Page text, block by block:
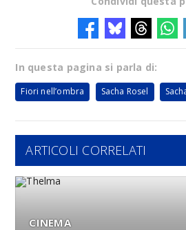
In questa pagina si parla di:
Fiori nell’ombra Sacha Rosel
ARTICOLI CORRELATI
CINEMA